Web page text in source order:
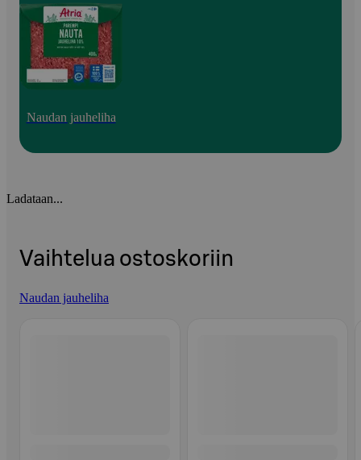
Naudan jauheliha
Ladataan...
Vaihtelua ostoskoriin
Naudan jauheliha